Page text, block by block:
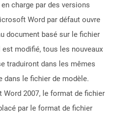
charge par des versions
Word par défaut ouvre
document basé sur le fichier
modifié, tous les nouveaux
traduiront dans les mêmes
dans le fichier de modèle.
Word 2007, le format de fichier
par le format de fichier